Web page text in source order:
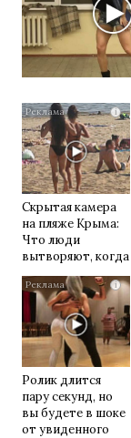
i
Скрытая камера
на пляже Крыма:
Что люди
вытворяют, когда
их не видят...
i
Ролик длится
пару секунд, но
вы будете в шоке
от увиденного